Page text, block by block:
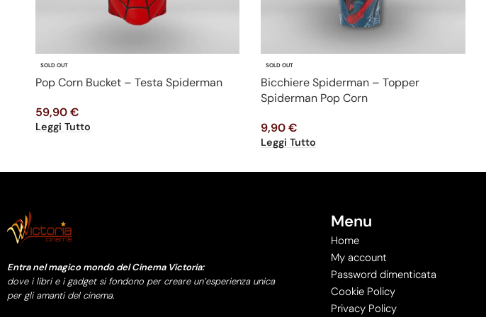
SOLD OUT
Pop Corn Bucket – Testa Spiderman
59,90€
Leggi Tutto
SOLD OUT
Bicchiere Spiderman – Topper
Spiderman Pop Corn
9,90€
Leggi Tutto
Entra nel magico mondo del Cinema Victoria:
dove i libri e i gadget si fondono per creare un’esperienza unica
per gli amanti del cinema.
Menu
Home
My account
Password dimenticata
Cookie Policy
Privacy Policy